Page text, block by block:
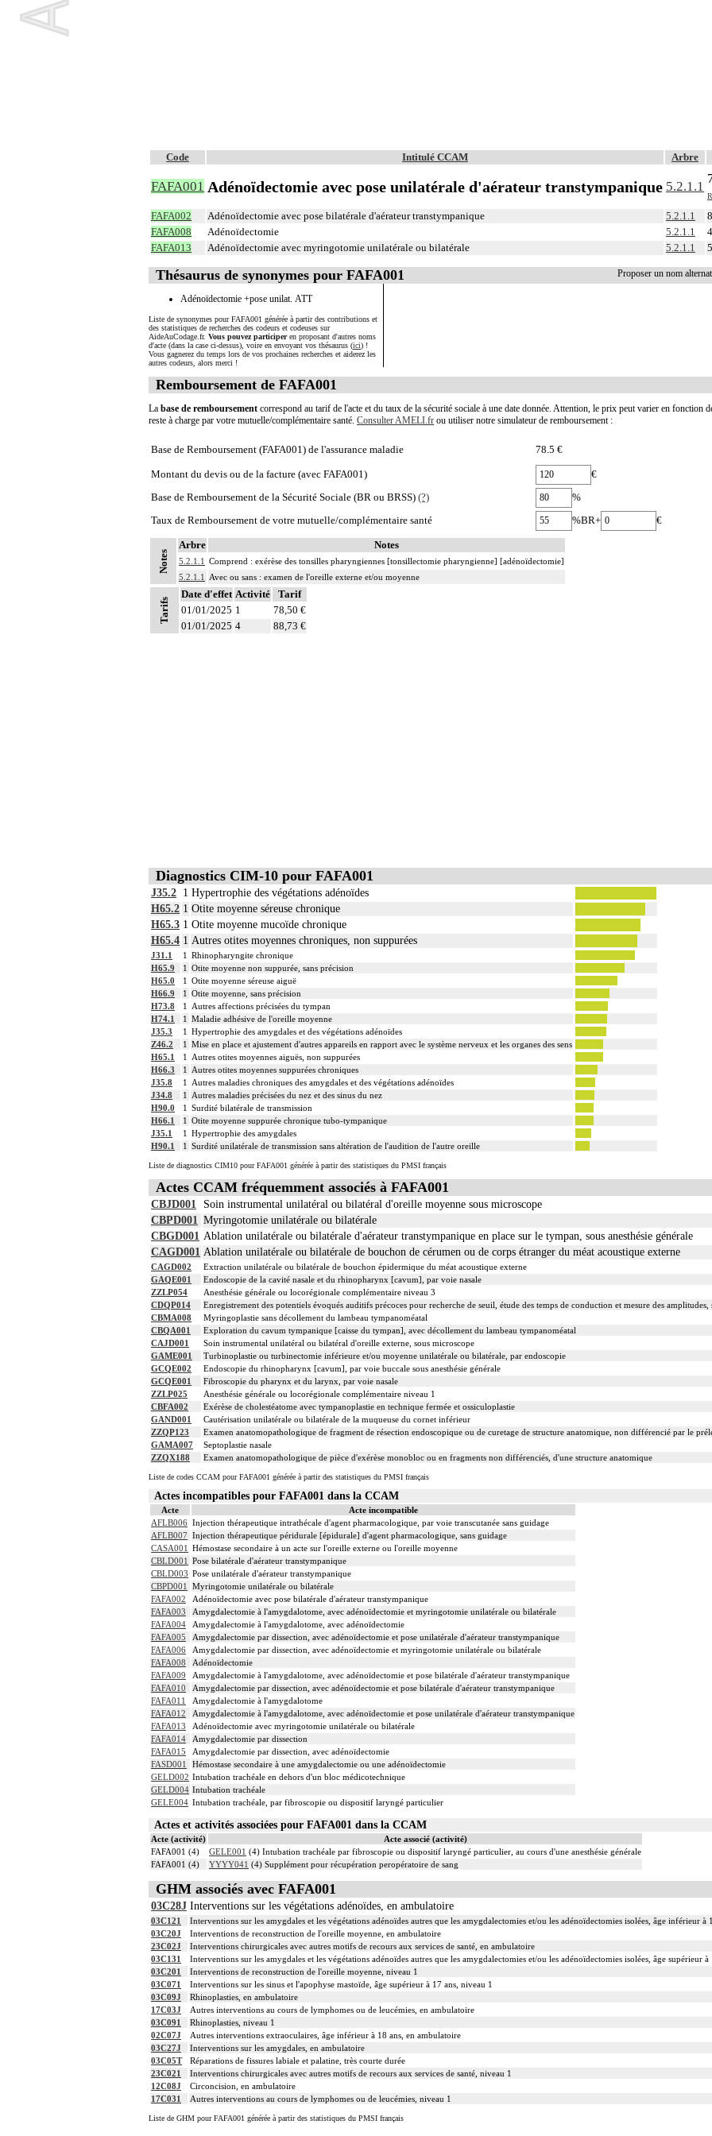
Code Intitulé CCAM Arbre
FAFA001 Adénoïdectomie avec pose unilatérale d'aérateur transtympanique 5.2.1.1
FAFA002 Adénoïdectomie avec pose bilatérale d'aérateur transtympanique 5.2.1.1
FAFA008 Adénoïdectomie 5.2.1.1
FAFA013 Adénoïdectomie avec myringotomie unilatérale ou bilatérale 5.2.1.1
Proposer un nom
Thésaurus de synonymes pour FAFA001
Adénoïdectomie +pose unilat. ATT
Liste de synonymes pour FAFA001 générée à partir des contributions et
des statistiques de recherches des codeurs et codeuses sur
AideAuCodage.fr. Vous pouvez participeren proposant d'autres noms
d'acte (dans la case ci-dessus), voire en envoyant vos thésaurus (ici) !
Vous gagnerez du temps lors de vos prochaines recherches et aiderez les
autres codeurs, alors merci !
Remboursement de FAFA001
La base de remboursement correspond au tarif de l'acte et du taux de la sécurité sociale à une date donnée. Attention, le prix peut varier en
reste à charge par votre mutuelle/complémentaire santé. Consulter AMELI.fr ou utiliser notre simulateur de remboursement :
Base de Remboursement (FAFA001) de l'assurance maladie 78.5 €
Montant du devis ou de la facture (avec FAFA001)
€
Base de Remboursement de la Sécurité Sociale (BR ou BRSS) (?)
%
Taux de Remboursement de votre mutuelle/complémentaire santé
%BR+ €
Notes
Arbre Notes
5.2.1.1 Comprend : exérèse des tonsilles pharyngiennes [tonsillectomie pharyngienne] [adénoïdectomie]
5.2.1.1
Avec ou sans : examen de l'oreille externe et/ou moyenne
Tarifs
Date d'effet Activité
Tarif
01/01/2025 1
78,50 €
01/01/2025 4 88,73 €
Diagnostics CIM-10 pour FAFA001
J35.2 1 Hypertrophie des végétations adénoïdes
H65.2 1 Otite moyenne séreuse chronique
H65.3 1 Otite moyenne mucoïde chronique
H65.4 1 Autres otites moyennes chroniques, non suppurées
J31.1 1 Rhinopharyngite chronique
H65.9
1 Otite moyenne non suppurée, sans précision
H65.0
1 Otite moyenne séreuse aiguë
H66.9
1 Otite moyenne, sans précision
H73.8
1
Autres affections précisées du tympan
H74.1
1 Maladie adhésive de l'oreille moyenne
J35.3
1 Hypertrophie des amygdales et des végétations adénoïdes
Z46.2
1 Mise en place et ajustement d'autres appareils en rapport avec le système nerveux et les organes des sens
H65.1
1
Autres otites moyennes aiguës, non suppurées
H66.3
1
Autres otites moyennes suppurées chroniques
J35.8
1
Autres maladies chroniques des amygdales et des végétations adénoïdes
J34.8
1
Autres maladies précisées du nez et des sinus du nez
H90.0
1 Surdité bilatérale de transmission
H66.1
1 Otite moyenne suppurée chronique tubo-tympanique
J35.1
1 Hypertrophie des amygdales
H90.1
1 Surdité unilatérale de transmission sans altération de l'audition de l'autre oreille
Liste de diagnostics CIM10 pour FAFA001 générée à partir des statistiques du PMSI français
Actes CCAM fréquemment associés à FAFA001
CBJD001
Soin instrumental unilatéral ou bilatéral d'oreille moyenne sous microscope
CBPD001 Myringotomie unilatérale ou bilatérale
CBGD001 Ablation unilatérale ou bilatérale d'aérateur transtympanique en place sur le tympan, sous anesthésie générale
CAGD001 Ablation unilatérale ou bilatérale de bouchon de cérumen ou de corps étranger du méat acoustique externe
CAGD002
Extraction unilatérale ou bilatérale de bouchon épidermique du méat acoustique externe
GAQE001
Endoscopie de la cavité nasale et du rhinopharynx [cavum], par voie nasale
ZZLP054
Anesthésie générale ou locorégionale complémentaire niveau 3
CDQP014
Enregistrement des potentiels évoqués auditifs précoces pour recherche de seuil, étude des temps de conduction et mesure des amplitudes,
CBMA008
Myringoplastie sans décollement du lambeau tympanoméatal
CBQA001
Exploration du cavum tympanique [caisse du tympan], avec décollement du lambeau tympanoméatal
CAJD001
Soin instrumental unilatéral ou bilatéral d'oreille externe, sous microscope
GAME001
Turbinoplastie ou turbinectomie inférieure et/ou moyenne unilatérale ou bilatérale, par endoscopie
GCQE002
Endoscopie du rhinopharynx [cavum], par voie buccale sous anesthésie générale
GCQE001
Fibroscopie du pharynx et du larynx, par voie nasale
ZZLP025
Anesthésie générale ou locorégionale complémentaire niveau 1
CBFA002
Exérèse de cholestéatome avec tympanoplastie en technique fermée et ossiculoplastie
GAND001
Cautérisation unilatérale ou bilatérale de la muqueuse du cornet inférieur
ZZQP123
Examen anatomopathologique de fragment de résection endoscopique ou de curetage de structure anatomique, non différencié par le
GAMA007
Septoplastie nasale
ZZQX188
Examen anatomopathologique de pièce d'exérèse monobloc ou en fragments non différenciés, d'une structure anatomique
Liste de codes CCAM pour FAFA001 générée à partir des statistiques du PMSI français
Actes incompatibles pour FAFA001 dans la CCAM
Acte
Acte incompatible
AFLB006 Injection thérapeutique intrathécale d'agent pharmacologique, par voie transcutanée sans guidage
AFLB007 Injection thérapeutique péridurale [épidurale] d'agent pharmacologique, sans guidage
CASA001 Hémostase secondaire à un acte sur l'oreille externe ou l'oreille moyenne
CBLD001 Pose bilatérale d'aérateur transtympanique
CBLD003 Pose unilatérale d'aérateur transtympanique
CBPD001 Myringotomie unilatérale ou bilatérale
FAFA002
Adénoïdectomie avec pose bilatérale d'aérateur transtympanique
FAFA003
Amygdalectomie à l'amygdalotome, avec adénoïdectomie et myringotomie unilatérale ou bilatérale
FAFA004
Amygdalectomie à l'amygdalotome, avec adénoïdectomie
FAFA005
Amygdalectomie par dissection, avec adénoïdectomie et pose unilatérale d'aérateur transtympanique
FAFA006
Amygdalectomie par dissection, avec adénoïdectomie et myringotomie unilatérale ou bilatérale
FAFA008
Adénoïdectomie
FAFA009
Amygdalectomie à l'amygdalotome, avec adénoïdectomie et pose bilatérale d'aérateur transtympanique
FAFA010
Amygdalectomie par dissection, avec adénoïdectomie et pose bilatérale d'aérateur transtympanique
FAFA011
Amygdalectomie à l'amygdalotome
FAFA012
Amygdalectomie à l'amygdalotome, avec adénoïdectomie et pose unilatérale d'aérateur transtympanique
FAFA013
Adénoïdectomie avec myringotomie unilatérale ou bilatérale
FAFA014
Amygdalectomie par dissection
FAFA015
Amygdalectomie par dissection, avec adénoïdectomie
FASD001
Hémostase secondaire à une amygdalectomie ou une adénoïdectomie
GELD002 Intubation trachéale en dehors d'un bloc médicotechnique
GELD004 Intubation trachéale
GELE004 Intubation trachéale, par fibroscopie ou dispositif laryngé particulier
Actes et activités associées pour FAFA001 dans la CCAM
Acte (activité)
Acte associé (activité)
FAFA001 (4)
GELE001 (4) Intubation trachéale par fibroscopie ou dispositif laryngé particulier, au cours d'une anesthésie générale
FAFA001 (4)
YYYY041 (4) Supplément pour récupération peropératoire de sang
GHM associés avec FAFA001
03C28J Interventions sur les végétations adénoïdes, en ambulatoire
03C121
Interventions sur les amygdales et les végétations adénoïdes autres que les amygdalectomies et/ou les adénoïdectomies isolées, âge inférieur à
03C20J
Interventions de reconstruction de l'oreille moyenne, en ambulatoire
23C02J
Interventions chirurgicales avec autres motifs de recours aux services de santé, en ambulatoire
03C131
Interventions sur les amygdales et les végétations adénoïdes autres que les amygdalectomies et/ou les adénoïdectomies isolées, âge supérieur à
03C201
Interventions de reconstruction de l'oreille moyenne, niveau 1
03C071
Interventions sur les sinus et l'apophyse mastoïde, âge supérieur à 17 ans, niveau 1
03C09J
Rhinoplasties, en ambulatoire
17C03J
Autres interventions au cours de lymphomes ou de leucémies, en ambulatoire
03C091
Rhinoplasties, niveau 1
02C07J
Autres interventions extraoculaires, âge inférieur à 18 ans, en ambulatoire
03C27J
Interventions sur les amygdales, en ambulatoire
03C05T
Réparations de fissures labiale et palatine, très courte durée
23C021
Interventions chirurgicales avec autres motifs de recours aux services de santé, niveau 1
12C08J
Circoncision, en ambulatoire
17C031
Autres interventions au cours de lymphomes ou de leucémies, niveau 1
Liste de GHM pour FAFA001 générée à partir des statistiques du PMSI français